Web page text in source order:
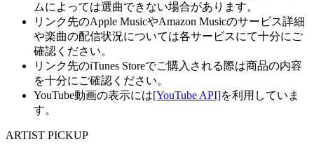
ムによっては選曲できない場合があります。
リンク先のApple MusicやAmazon Musicのサービス詳細
や楽曲の配信状況については各サービスにて十分にご
確認ください。
リンク先のiTunes Storeでご購入される際は商品の内容
を十分にご確認ください。
YouTube動画の表示には[YouTube API]を利用していま
す。
ARTIST PICKUP